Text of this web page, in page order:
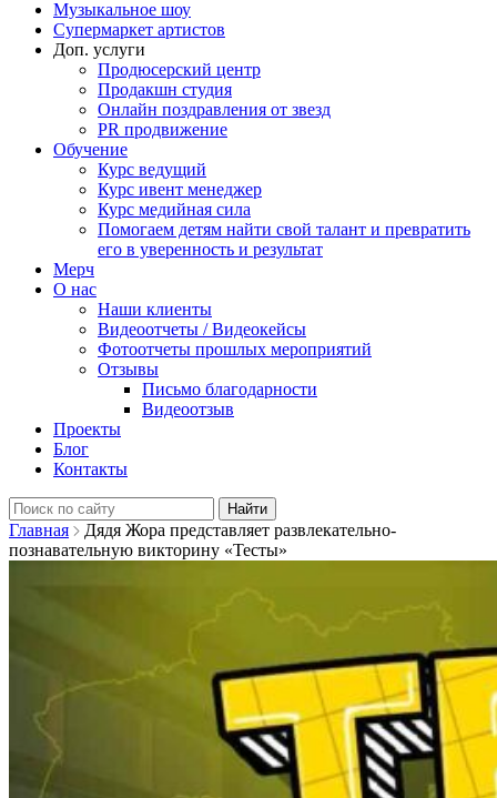
Музыкальное шоу
Супермаркет артистов
Доп. услуги
Продюсерский центр
Продакшн студия
Онлайн поздравления от звезд
PR продвижение
Обучение
Курс ведущий
Курс ивент менеджер
Курс медийная сила
Помогаем детям найти свой талант и превратить
его в уверенность и результат
Мерч
О нас
Наши клиенты
Видеоотчеты / Видеокейсы
Фотоотчеты прошлых мероприятий
Отзывы
Письмо благодарности
Видеоотзыв
Проекты
Блог
Контакты
Найти:
Главная
Дядя Жора представляет развлекательно-
познавательную викторину «Тесты»